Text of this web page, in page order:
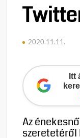
2020.11.11.
Itt
Az